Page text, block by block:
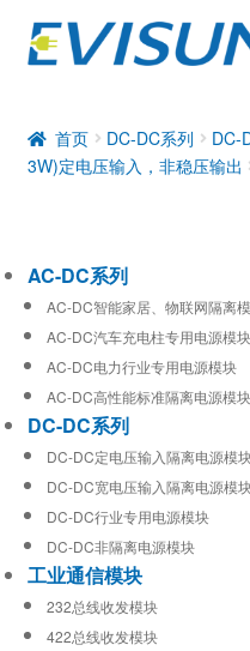
DC-DC系列
工业通信模块
首页 DC-DC系列 DC-
3W)定电压输入，非稳压输出
AC-DC系列
AC-DC智能家居、物联网隔离
AC-DC汽车充电柱专用电源模块
AC-DC电力行业专用电源模块
AC-DC高性能标准隔离电源模块
DC-DC系列
DC-DC定电压输入隔离电源模
DC-DC宽电压输入隔离电源模
DC-DC行业专用电源模块
DC-DC非隔离电源模块
工业通信模块
232总线收发模块
422总线收发模块